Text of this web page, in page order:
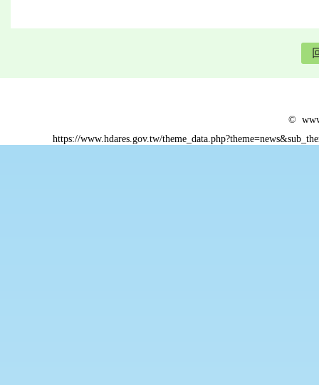
©
https://www.hdares.gov.tw/